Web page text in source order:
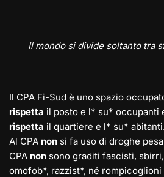
Il mondo si divide soltanto tra
Il CPA Fi-Sud è uno spazio
rispetta il posto e l* su* occupanti
rispetta il quartiere e l* su* abitanti.
Al CPA non si fa uso di droghe
CPA non sono graditi fascisti,
omofob*, razzist*, né